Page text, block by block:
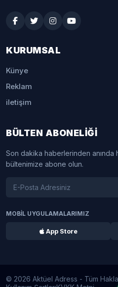
KURUMSAL
Künye
Reklam
iletişim
BÜLTEN ABONELİĞİ
Son dakika haberlerinden
bültenimize abone olun.
MOBİL UYGULAMALARIMIZ
App Store
© 2026 Aktüel Adress - Tüm